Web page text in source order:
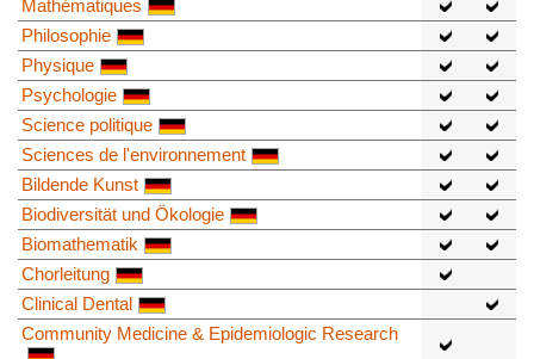
Mathématiques
Philosophie
Physique
Psychologie
Science politique
Sciences de l'environnement
Bildende Kunst
Biodiversität und Ökologie
Biomathematik
Chorleitung
Clinical Dental
Community Medicine & Epidemiologic Research